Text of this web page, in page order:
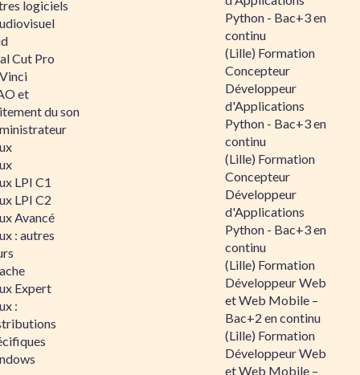
logiciels
Cut Pro
et
du son
LPI C1
LPI C2
Avancé
: autres
Expert
:
Python - Bac+3 en
continu
(Lille) Formation
Concepteur
Développeur
d'Applications
Python - Bac+3 en
continu
(Lille) Formation
Concepteur
Développeur
d'Applications
Python - Bac+3 en
continu
(Lille) Formation
Développeur Web
et Web Mobile –
Bac+2 en continu
(Lille) Formation
Développeur Web
et Web Mobile –